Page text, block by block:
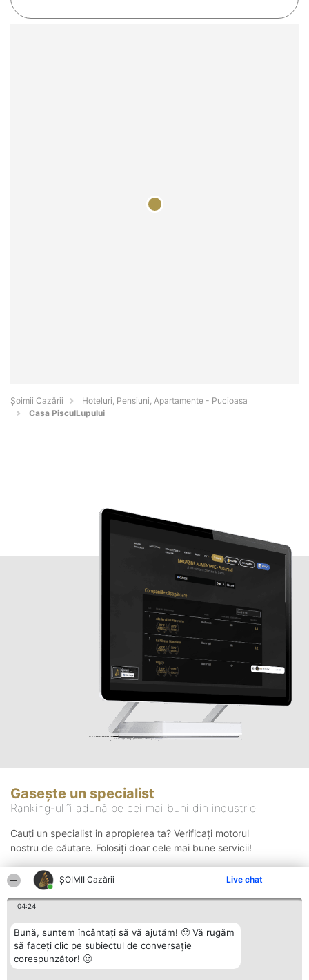
ȘOIMII Cazării Live chat
04:24
Bună, suntem încântați să vă ajutăm! 🙂 Vă rugăm
să faceți clic pe subiectul de conversație
corespunzător! 🙂
Șoimii Cazării
Hoteluri, Pensiuni, Apartamente - Pucioasa
Casa PisculLupului
Gasește un specialist
Ranking-ul îi adună pe cei mai buni din industrie
Cauți un specialist in apropierea ta? Verificați motorul
nostru de căutare. Folosiți doar cele mai bune servicii!